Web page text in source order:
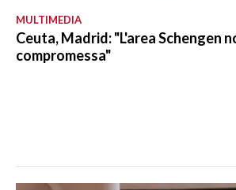
MULTIMEDIA
Ceuta, Madrid: "L'area Schengen
compromessa"